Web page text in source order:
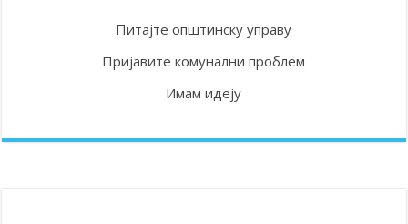
Питајте општинску управу
Пријавите комунални проблем
Имам идеју